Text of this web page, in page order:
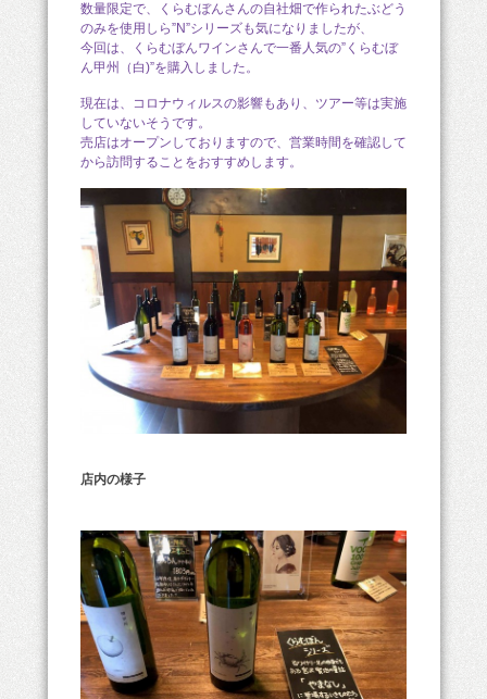
数量限定で、くらむぼんさんの自社畑で作られたぶどう
のみを使用しら”N”シリーズも気になりましたが、
今回は、くらむぼんワインさんで一番人気の”くらむぼ
ん甲州（白)”を購入しました。
現在は、コロナウィルスの影響もあり、ツアー等は実施
していないそうです。
売店はオープンしておりますので、営業時間を確認して
から訪問することをおすすめします。
店内の様子